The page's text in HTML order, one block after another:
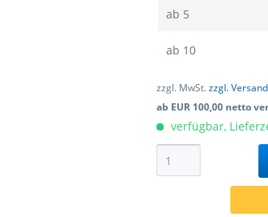
ab 5
ab 10
zzgl. MwSt.zzgl.
ab EUR 100,00 netto
verfügbar,